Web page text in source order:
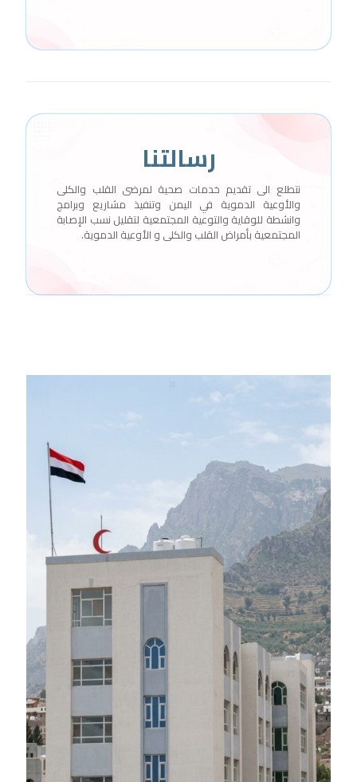
رسالتنا
نتطلع الى تقديم خدمات صحية لمرضى القلب والكلى
والأوعية الدموية في اليمن وتنفيذ مشاريع وبرامج
وانشطة للوقاية والتوعية المجتمعية لتقليل نسب الإصابة
المجتمعية بأمراض القلب والكلى و الأوعية الدموية.